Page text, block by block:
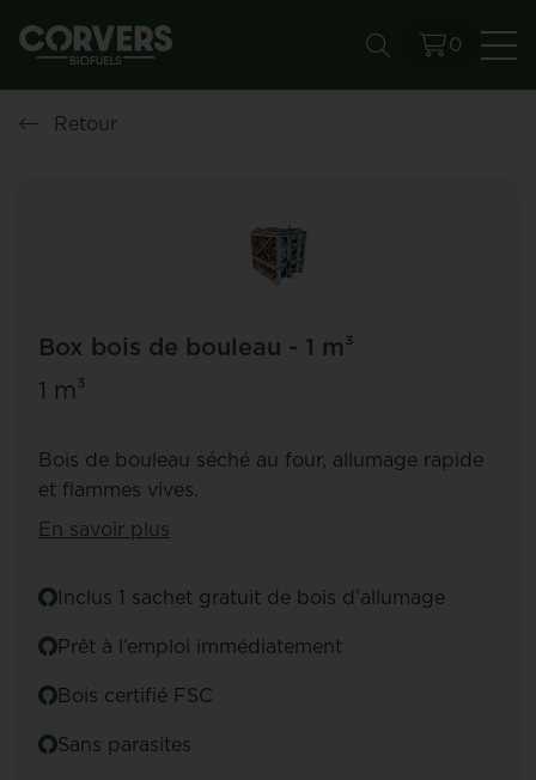
0
Retour
Box bois de bouleau - 1 m³
1 m³
Bois de bouleau séché au four, allumage rapide
et flammes vives.
En savoir plus
Inclus 1 sachet gratuit de bois d’allumage
Prêt à l’emploi immédiatement
Bois certifié FSC
Sans parasites